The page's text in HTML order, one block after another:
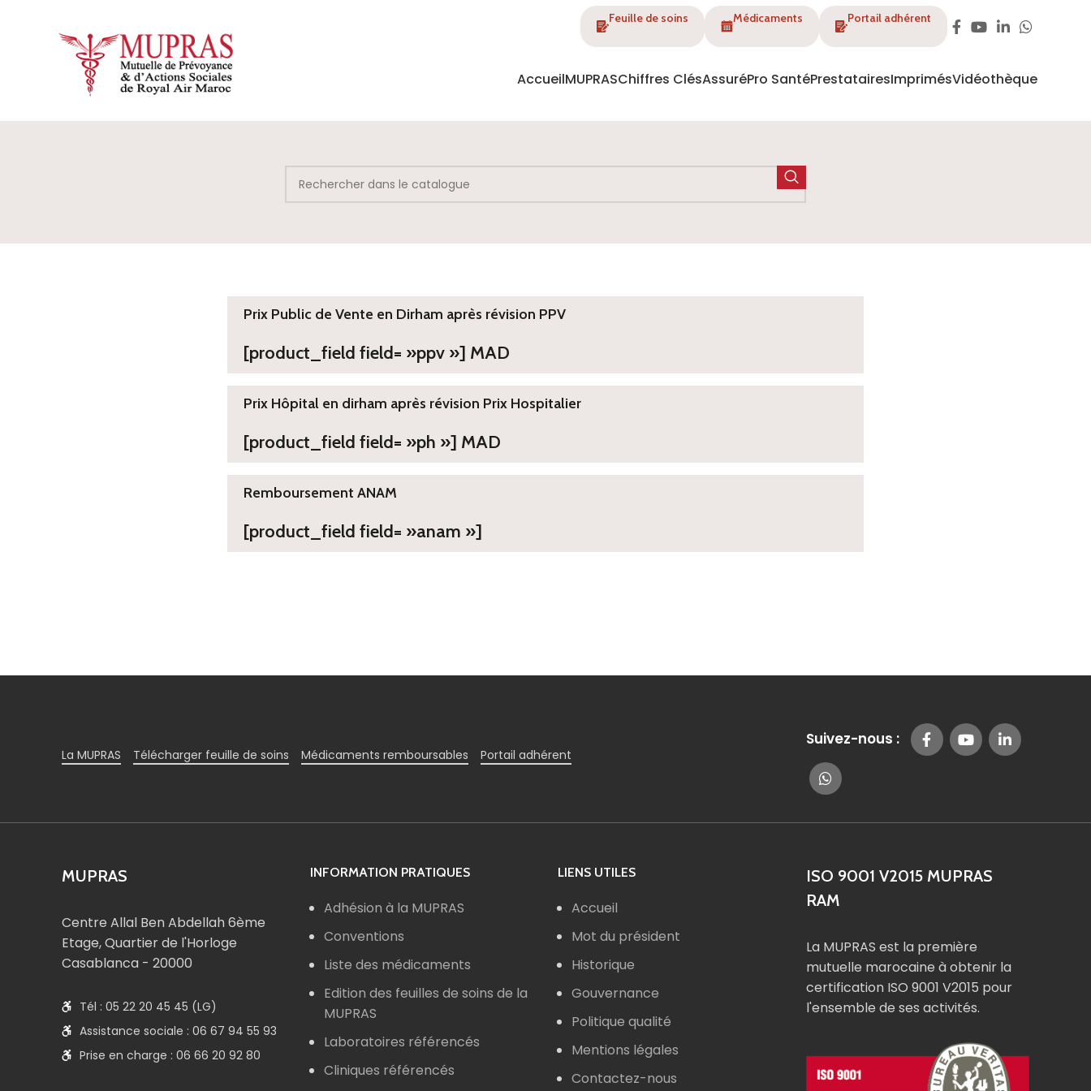
Feuille de soins Médicaments Portail adhérent
AccueilMUPRASChiffres ClésAssuréPro SantéPrestatairesImprimésVidéothèque
Prix Public de Vente en Dirham après révision PPV
[product_field field= »ppv »] MAD
Prix Hôpital en dirham après révision Prix Hospitalier
[product_field field= »ph »] MAD
Remboursement ANAM
[product_field field= »anam »]
La MUPRAS Télécharger feuille de soins Médicaments remboursables Portail adhérent
Suivez-nous :
MUPRAS
Centre Allal Ben Abdellah 6ème
Etage, Quartier de l'Horloge
Casablanca - 20000
Tél : 05 22 20 45 45 (LG)
Assistance sociale : 06 67 94 55 93
Prise en charge : 06 66 20 92 80
INFORMATION PRATIQUES
Adhésion à la MUPRAS
Conventions
Liste des médicaments
Edition des feuilles de soins de la
MUPRAS
Laboratoires référencés
Cliniques référencés
LIENS UTILES
Accueil
Mot du président
Historique
Gouvernance
Politique qualité
Mentions légales
Contactez-nous
ISO 9001 V2015 MUPRAS
RAM
La MUPRAS est la première
mutuelle marocaine à obtenir la
certification ISO 9001 V2015 pour
l'ensemble de ses activités.